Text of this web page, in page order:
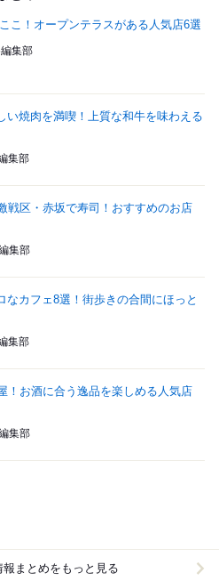
こ！オープンテラスがある人気店6選
集部
い焼肉を満喫！上質な和牛を味わえる
集部
戦区・赤坂で寿司！おすすめのお店
集部
なカフェ8選！街歩きの合間にほっと
集部
！お酒に合う逸品を楽しめる人気店
集部
まとめをもっと見る